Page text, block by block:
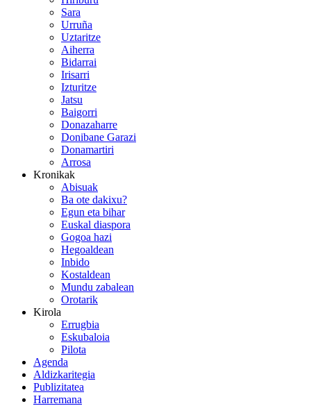
Sara
Urruña
Uztaritze
Aiherra
Bidarrai
Irisarri
Izturitze
Jatsu
Baigorri
Donazaharre
Donibane Garazi
Donamartiri
Arrosa
Kronikak
Abisuak
Ba ote dakixu?
Egun eta bihar
Euskal diaspora
Gogoa hazi
Hegoaldean
Inbido
Kostaldean
Mundu zabalean
Orotarik
Kirola
Errugbia
Eskubaloia
Pilota
Agenda
Aldizkaritegia
Publizitatea
Harremana